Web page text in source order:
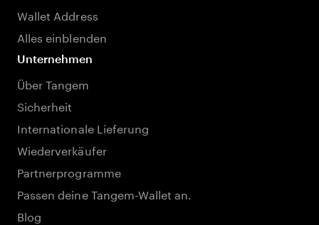
Wallet Address
Alles einblenden
Unternehmen
Über Tangem
Sicherheit
Internationale Lieferung
Wiederverkäufer
Partnerprogramme
Passen deine Tangem-Wallet an.
Blog